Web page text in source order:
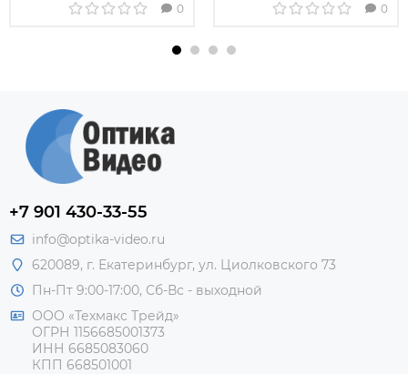
0 0
+7 901 430-33-55
info@optika-video.ru
620089, г. Екатеринбург, ул. Циолковского 73
Пн-Пт 9:00-17:00, Сб-Вс - выходной
ООО «Техмакс Трейд»
ОГРН 1156685001373
ИНН 6685083060
КПП 668501001